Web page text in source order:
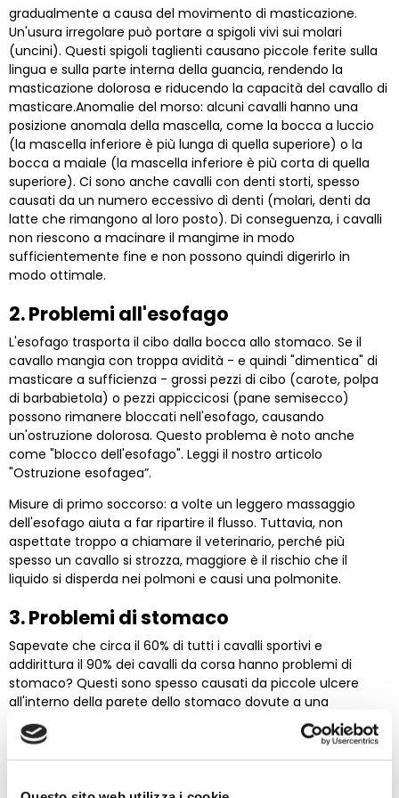
gradualmente a causa del movimento di masticazione.
Un'usura irregolare può portare a spigoli vivi sui molari
(uncini). Questi spigoli taglienti causano piccole ferite sulla
lingua e sulla parte interna della guancia, rendendo la
masticazione dolorosa e riducendo la capacità del cavallo di
masticare.Anomalie del morso: alcuni cavalli hanno una
posizione anomala della mascella, come la bocca a luccio
(la mascella inferiore è più lunga di quella superiore) o la
bocca a maiale (la mascella inferiore è più corta di quella
superiore). Ci sono anche cavalli con denti storti, spesso
causati da un numero eccessivo di denti (molari, denti da
latte che rimangono al loro posto). Di conseguenza, i cavalli
non riescono a macinare il mangime in modo
sufficientemente fine e non possono quindi digerirlo in
modo ottimale.
2. Problemi all'esofago
L'esofago trasporta il cibo dalla bocca allo stomaco. Se il
cavallo mangia con troppa avidità - e quindi "dimentica" di
masticare a sufficienza - grossi pezzi di cibo (carote, polpa
di barbabietola) o pezzi appiccicosi (pane semisecco)
possono rimanere bloccati nell'esofago, causando
un'ostruzione dolorosa. Questo problema è noto anche
come "blocco dell'esofago". Leggi il nostro articolo
"Ostruzione esofagea”.
Misure di primo soccorso: a volte un leggero massaggio
dell'esofago aiuta a far ripartire il flusso. Tuttavia, non
aspettate troppo a chiamare il veterinario, perché più
spesso un cavallo si strozza, maggiore è il rischio che il
liquido si disperda nei polmoni e causi una polmonite.
3. Problemi di stomaco
Sapevate che circa il 60% di tutti i cavalli sportivi e
addirittura il 90% dei cavalli da corsa hanno problemi di
stomaco? Questi sono spesso causati da piccole ulcere
all'interno della parete dello stomaco dovute a una
mancanza di equilibrio tra foraggio grezzo e concentrati, a
porzioni eccessive di concentrati e/o allo stress. Un segno di
ulcera gastrica in un cavallo può essere il flehmen. Di norma,